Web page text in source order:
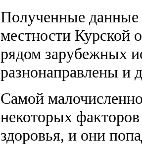
Полученные данные
местности Курской
рядом зарубежных
разнонаправлены и
Самой
некоторых
здоровья, и они